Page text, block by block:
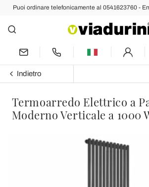
Puoi ordinare telefonicamente al 0541623760 -
Indietro
Termoarredo Elettrico a
Moderno Verticale a 1000